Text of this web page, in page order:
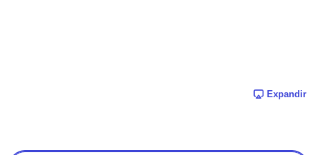
Expandir